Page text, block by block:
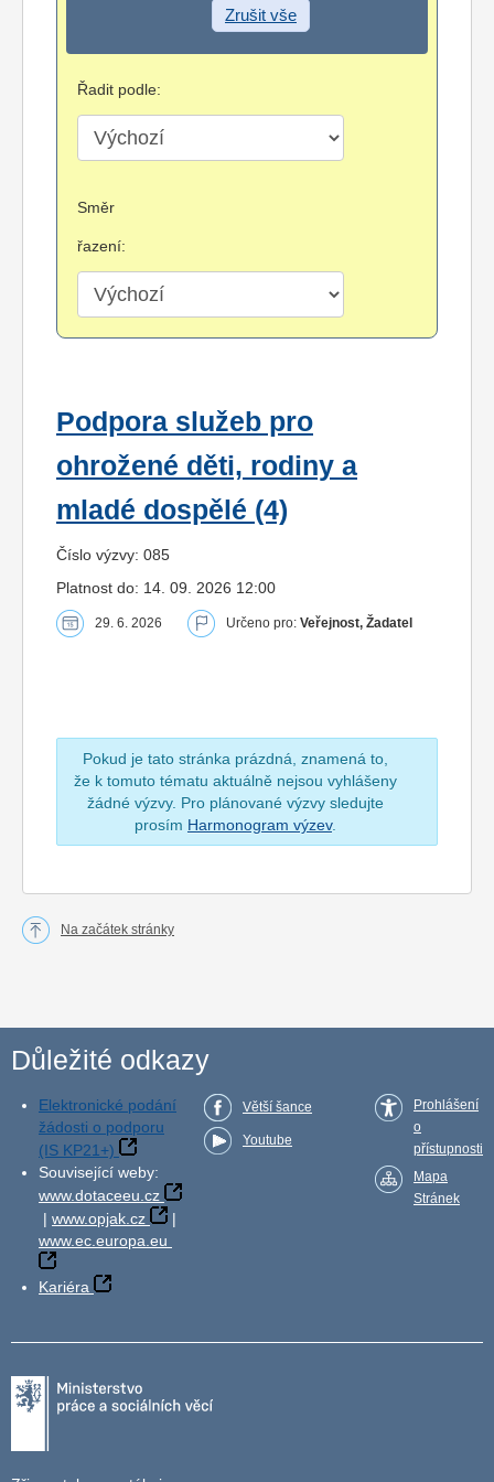
Zrušit vše
Řadit podle:
Směr
řazení:
Podpora služeb pro
ohrožené děti, rodiny a
mladé dospělé (4)
Číslo výzvy: 085
Platnost do: 14. 09. 2026 12:00
29. 6. 2026 Určeno pro: Veřejnost, Žadatel
Pokud je tato stránka prázdná, znamená to,
že k tomuto tématu aktuálně nejsou vyhlášeny
žádné výzvy. Pro plánované výzvy sledujte
prosím Harmonogram výzev.
Na začátek stránky
Důležité odkazy
Elektronické podání
žádosti o podporu
(IS KP21+)
Související weby:
www.dotaceeu.cz
| www.opjak.cz
|
www.ec.europa.eu
Kariéra
Větší šance
Youtube
Prohlášení
o
přístupnosti
Mapa
Stránek